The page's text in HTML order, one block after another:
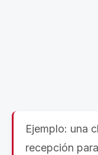
Ejemplo: una
recepción